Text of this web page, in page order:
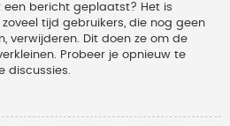
een bericht geplaatst? Het is
tijd gebruikers, die nog geen
verwijderen. Dit doen ze om de
Probeer je opnieuw te
discussies.